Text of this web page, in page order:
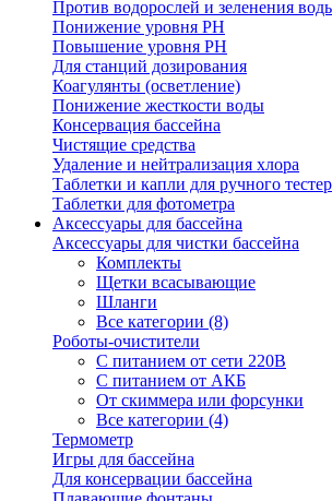
Против водорослей и зеленения
Понижение уровня РН
Повышение уровня РН
Для станций дозирования
Коагулянты (осветление)
Понижение жесткости воды
Консервация бассейна
Чистящие средства
Удаление и нейтрализация хлора
Таблетки и капли для ручного
Таблетки для фотометра
Аксессуары для бассейна
Аксессуары для чистки бассейна
Комплекты
Щетки всасывающие
Шланги
Все категории (8)
Роботы-очистители
С питанием от сети 220В
С питанием от АКБ
От скиммера или форсунки
Все категории (4)
Термометр
Игры для бассейна
Для консервации бассейна